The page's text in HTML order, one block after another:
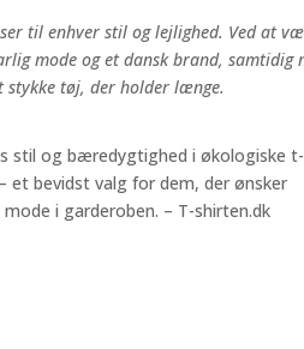
til enhver stil og lejlighed. Ved at
mode og et dansk brand, samtidig
tøj, der holder længe.
stil og bæredygtighed i økologiske t-
et bevidst valg for dem, der ønsker
i garderoben. – T-shirten.dk